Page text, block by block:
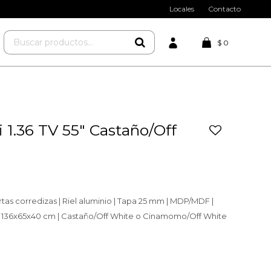
$ 0
Locales Contacto
1.36 TV 55" Castaño/Off
corredizas | Riel aluminio | Tapa 25 mm | MDP/MDF |
cm | Castaño/Off White o Cinamomo/Off White